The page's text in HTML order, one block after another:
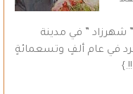
” في مدينة
في عام ألفٍ وتسعمائةٍ